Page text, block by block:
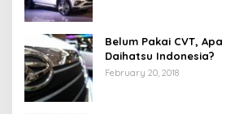
Belum Pakai CVT,
Daihatsu Indonesia?
February 20, 2018